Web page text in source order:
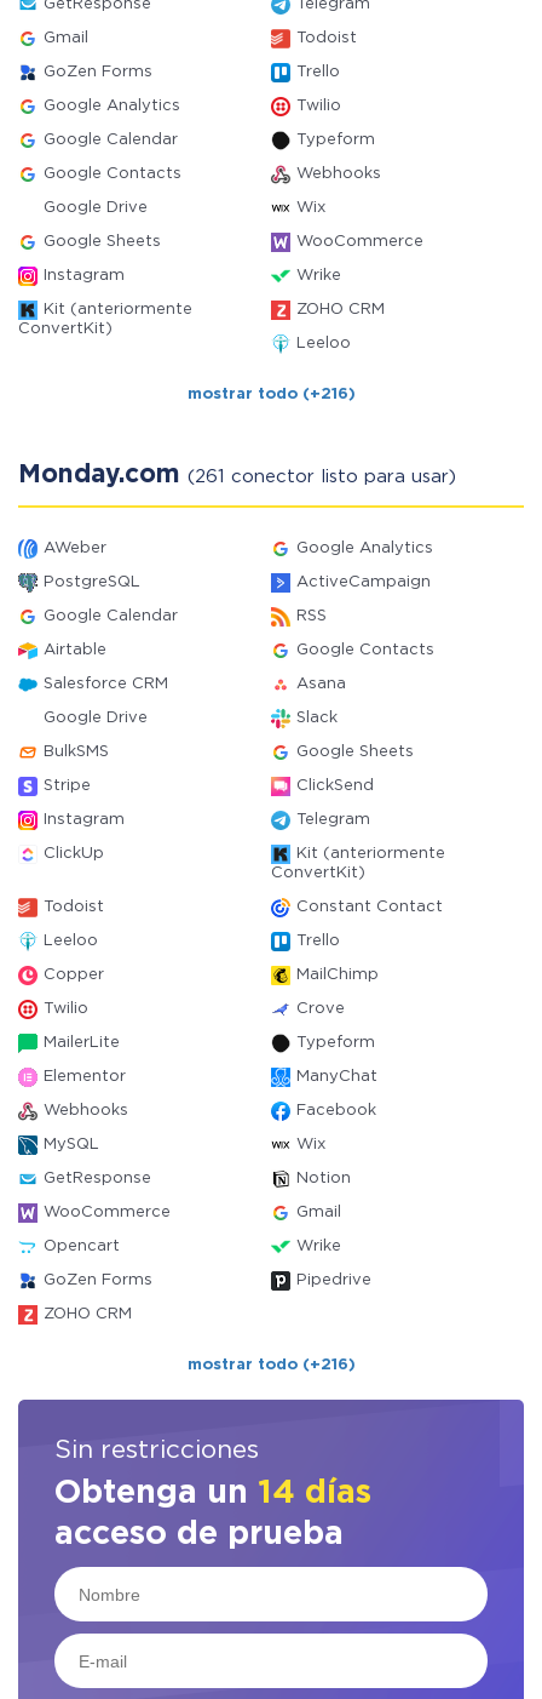
GetResponse Telegram
Gmail Todoist
GoZen Forms Trello
Google Analytics Twilio
Google Calendar Typeform
Google Contacts Webhooks
Google Drive Wix
Google Sheets WooCommerce
Instagram Wrike
Kit (anteriormente
ConvertKit)
ZOHO CRM
Leeloo
mostrar todo (+216)
Monday.com (261 conector listo para usar)
AWeber Google Analytics
PostgreSQL ActiveCampaign
Google Calendar RSS
Airtable Google Contacts
Salesforce CRM Asana
Google Drive Slack
BulkSMS Google Sheets
Stripe ClickSend
Instagram Telegram
ClickUp
Kit (anteriormente
ConvertKit)
Todoist Constant Contact
Leeloo Trello
Copper MailChimp
Twilio Crove
MailerLite Typeform
Elementor ManyChat
Webhooks Facebook
MySQL Wix
GetResponse Notion
WooCommerce Gmail
Opencart Wrike
GoZen Forms Pipedrive
ZOHO CRM
mostrar todo (+216)
Sin restricciones
Obtenga un 14 días
acceso de prueba